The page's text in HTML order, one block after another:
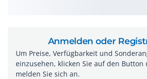
Anmelden oder
Um Preise, Verfügbarkeit und
einzusehen, klicken Sie auf den Button
melden Sie sich an.